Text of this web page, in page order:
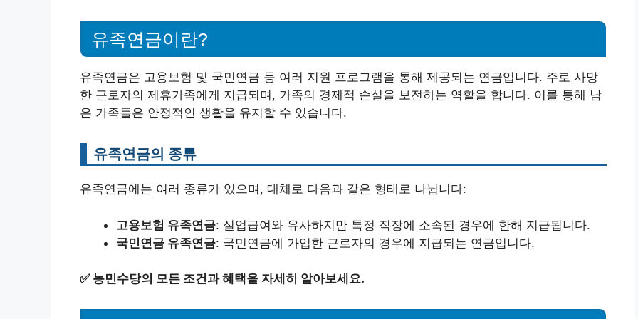
유족연금이란?
유족연금은 고용보험 및 국민연금 등 여러 지원 프로그램을 통해 제공되는 연금입니다. 주로 사망
한 근로자의 제휴가족에게 지급되며, 가족의 경제적 손실을 보전하는 역할을 합니다. 이를 통해 남
은 가족들은 안정적인 생활을 유지할 수 있습니다.
유족연금의 종류
유족연금에는 여러 종류가 있으며, 대체로 다음과 같은 형태로 나뉩니다:
고용보험 유족연금: 실업급여와 유사하지만 특정 직장에 소속된 경우에 한해 지급됩니다.
국민연금 유족연금: 국민연금에 가입한 근로자의 경우에 지급되는 연금입니다.
✅ 농민수당의 모든 조건과 혜택을 자세히 알아보세요.